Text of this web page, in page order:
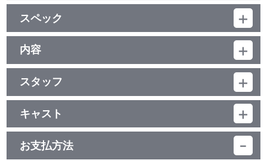
特典
【SPECIAL DISC】
■『ウルトラマンオメガ』キャストビジュアルコメンタリー 語らい
の刻（出演：近藤頌利／吉田晴登／工藤綾乃）
■『ウルトラマンオメガ』メイキング Part.1
■特報
■ダイジェストPV
■新番組『ウルトラマンオメガ』プレミア発表会
■新番組『ウルトラマンオメガ』カウントダウンメッセージ
■第1話予告
■ノンテロップオープニング
■ノンテロップエンディング
■特別総集編①「アカジナリアキの日常」予告
■特別総集編①「アカジナリアキの日常」
スペック
品番：BCXS-2003
ジャンル：TV特撮
（本編Disc：約310分+特典Disc：約200分）
本編Disc：ﾘﾆｱPCM(ｽﾃﾚｵ)／AVC／BD50G×2枚／16：9<1080p
High Definition>
特典Disc：リニアPCM(ステレオ)／AVC／BD50G×1枚／16：
9<1080i High Definition>・一部16：9<1080p High Definition>／
カラー／（予）460分／2巻
内容
制作年度：2025年
【13話収録】
第1話「宇宙人がやってきた」／第2話「俺と宇宙人と学者さん」／
第3話「急な寒波に御用心」
第4話「爪痕の謎を追え」／第5話「ミコとミコト」／第6話「怪獣
の探しもの」
第7話「カゼになる」／第8話「霧降山の伝説」／第9話「カネナリ
怪獣パーク」
スタッフ
監督：武居正能 他／シリーズ構成：根元歳三・足木淳一郎／脚
本：根元歳三 他／監修：塚越隆行／企画：黒澤 桂／チーフプロデ
ューサー：北浦嗣巳／プロデューサー：村山和之・大石淳子・田中
渉／音楽：NARASAKI／製作：円谷プロダクション・テレビ東京・
電通／オープニング主題歌：ASH「BRIGHT EYES」／エンディン
グテーマ：MindaRyn feat. ASH「Missing Link」
キャスト
オオキダ ソラト：近藤頌利／ホシミ コウセイ：吉田晴登／イチド
ウ アユム：工藤綾乃
お支払方法